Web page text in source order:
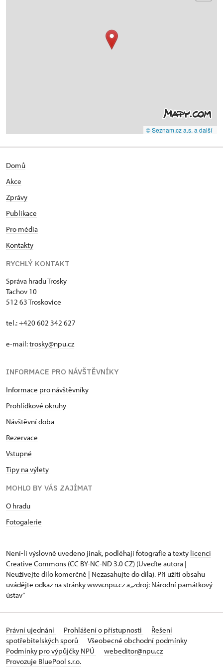
© Seznam.cz a.s. a další
Domů
Akce
Zprávy
Publikace
Pro média
Kontakty
RYCHLÝ KONTAKT
Správa hradu Trosky
Tachov 10
512 63 Troskovice
tel.: +420 602 342 627
e-mail:trosky@npu.cz
INFORMACE PRO NÁVŠTĚVNÍKY
Informace pro návštěvníky
Prohlídkové okruhy
Návštěvní doba
Rezervace
Vstupné
Tipy na výlety
MOHLO BY VÁS ZAJÍMAT
O hradu
Fotogalerie
Není-li výslovně uvedeno jinak, podléhají fotografie a texty licenci
Creative Commons (CC BY-NC-ND 3.0 CZ) (Uveďte autora |
Neužívejte dílo komerčně | Nezasahujte do díla). Při užití obsahu
uvádějte odkaz na stránky www.npu.cz a „zdroj: Národní památkový
ústav“
Právní ujednání Prohlášení o přístupnosti
Řešení
spotřebitelských sporů
Všeobecné obchodní podmínky
Podmínky pro výpůjčky NPÚ
webeditor@npu.cz
Provozuje BluePool s.r.o.